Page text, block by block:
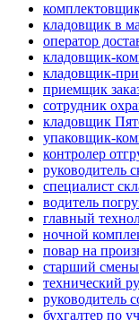
кладовщик в
оператор
кладовщик-
кладовщик-
приемщик
сотрудник
кладовщик
упаковщик-
контролер
руководитель
специалист
водитель
главный
ночной
повар на
старший смены
технический
руководитель
бухгалтер по